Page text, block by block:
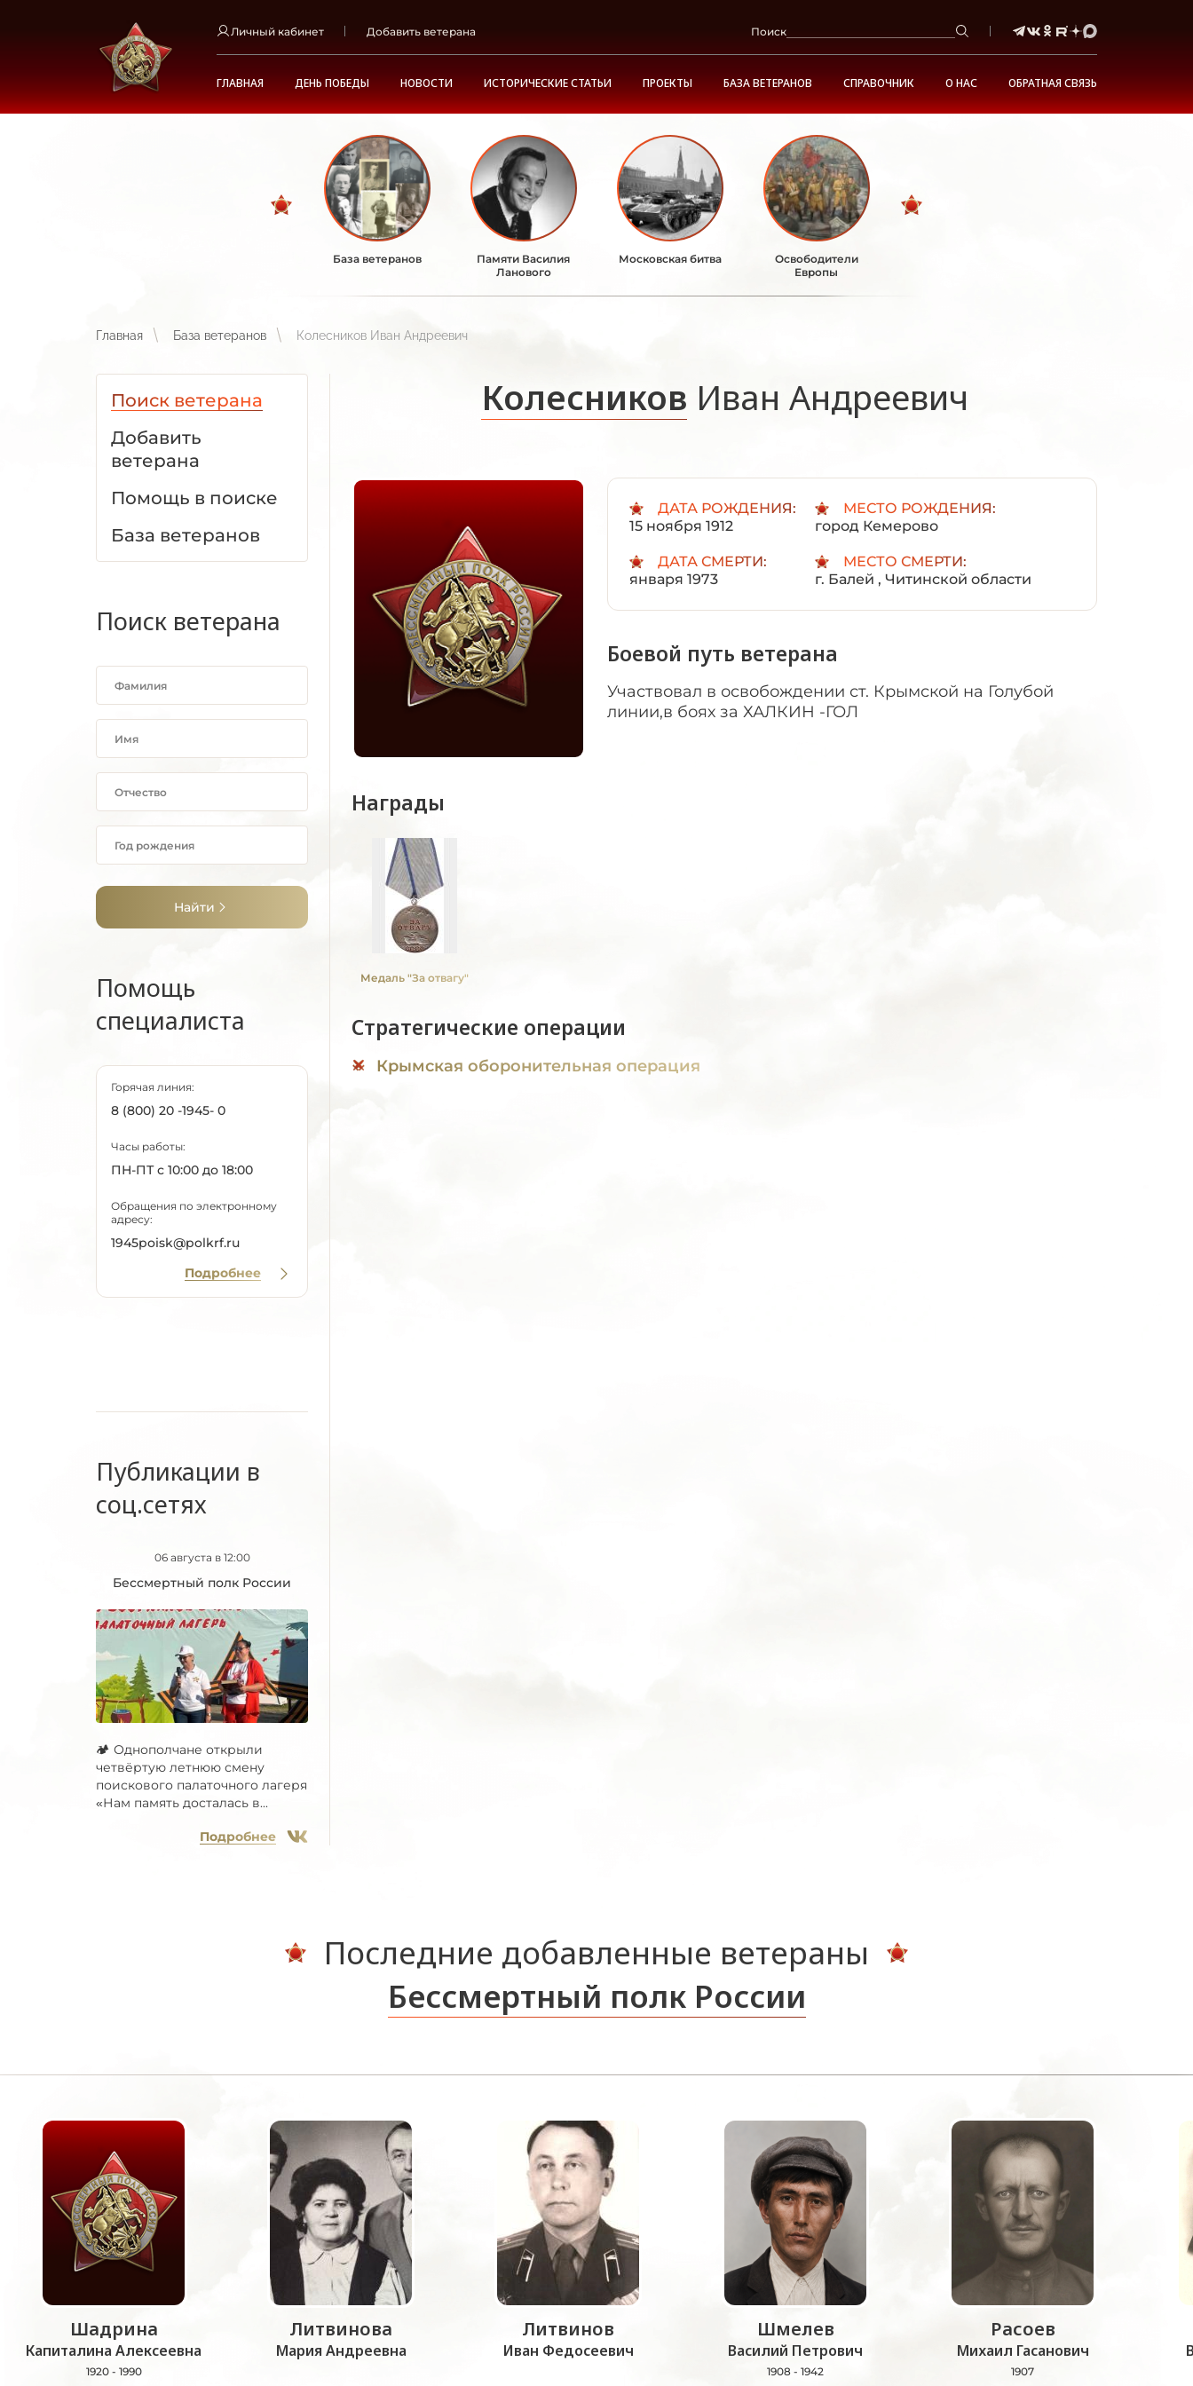
Личный кабинет Добавить ветерана Поиск
ГЛАВНАЯ ДЕНЬ ПОБЕДЫ НОВОСТИ ИСТОРИЧЕСКИЕ СТАТЬИ ПРОЕКТЫ БАЗА ВЕТЕРАНОВ СПРАВОЧНИК О НАС ОБРАТНАЯ СВЯЗЬ
База ветеранов
Памяти Василия
Ланового
Московская битва
Освободители
Европы
Главная База ветеранов Колесников Иван Андреевич
Поиск ветерана
Добавить
ветерана
Помощь в поиске
База ветеранов
Поиск ветерана
Найти
Помощь
специалиста
Горячая линия:
8 (800) 20 -1945- 0
Часы работы:
ПН-ПТ с 10:00 до 18:00
Обращения по электронному
адресу:
1945poisk@polkrf.ru
Подробнее
Публикации в
соц.сетях
06 августа в 12:00
Бессмертный полк России
🏕 Однополчане открыли
четвёртую летнюю смену
поискового палаточного лагеря
«Нам память досталась в...
Подробнее
Колесников Иван Андреевич
ДАТА РОЖДЕНИЯ:
15 ноября 1912
МЕСТО РОЖДЕНИЯ:
город Кемерово
ДАТА СМЕРТИ:
января 1973
МЕСТО СМЕРТИ:
г. Балей , Читинской области
Боевой путь ветерана
Участвовал в освобождении ст. Крымской на Голубой
линии,в боях за ХАЛКИН -ГОЛ
Награды
Медаль "За отвагу"
Стратегические операции
Крымская оборонительная операция
Последние добавленные ветераны
Бессмертный полк России
Шадрина
Капиталина Алексеевна
1920 - 1990
Литвинова
Мария Андреевна
Литвинов
Иван Федосеевич
Шмелев
Василий Петрович
1908 - 1942
Расоев
Михаил Гасанович
1907